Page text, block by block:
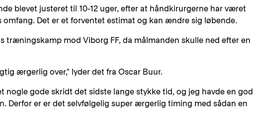
blevet justeret til 10-12 uger, efter at håndkirurgerne har været
omfang. Det er et forventet estimat og kan ændre sig løbende.
træningskamp mod Viborg FF, da målmanden skulle ned efter en
ærgerlig over," lyder det fra Oscar Buur.
nogle gode skridt det sidste lange stykke tid, og jeg havde en god
Derfor er er det selvfølgelig super ærgerlig timing med sådan en